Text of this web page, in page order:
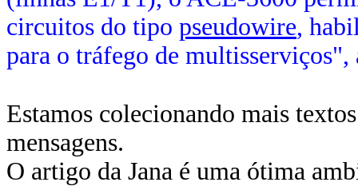
circuitos do tipo pseudowire,
para o tráfego de multisserviços",
Estamos colecionando mais
mensagens.
O artigo da Jana é uma ótima